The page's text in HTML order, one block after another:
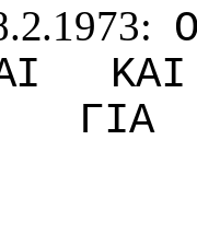
ΚΑI
ΓIΑ